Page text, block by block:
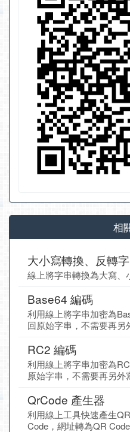
相
大小寫轉換、反轉
線上將字串轉換為大寫、
Base64 編碼
利用線上將字串加密為
回原始字串，不需要再另
RC2 編碼
利用線上將字串加密為
原始字串，不需要再另外
QrCode 產生器
利用線上工具快速產生
Code，網址轉為QR